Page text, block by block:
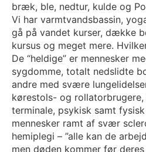
bræk, ble, nedtur, kulde og
Vi har varmtvandsbassin,
gå på vandet kurser, dække
kursus og meget mere.
De “heldige” er mennesker
sygdomme, totalt nedslidte
andre med svære
kørestols- og rollatorbrugere,
terminale, psykisk samt
mennesker ramt af svær
hemiplegi – ”alle kan de
men døden kommer før